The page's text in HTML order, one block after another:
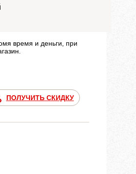
время и деньги, при
ПОЛУЧИТЬ СКИДКУ